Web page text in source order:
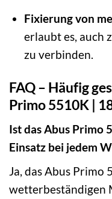
Fixierung von
erlaubt es, auch
zu verbinden.
FAQ – Häufig
Primo 5510K |
Ist das Abus Primo
Einsatz bei jedem
Ja, das Abus
wetterbeständigen